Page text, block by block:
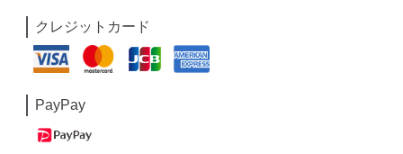
クレジットカード
PayPay